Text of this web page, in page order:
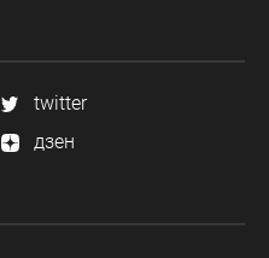
twitter
дзен